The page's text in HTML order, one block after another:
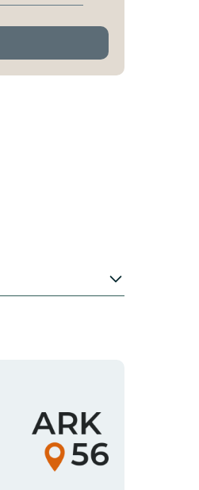
Ankunftshaltestellen
Logotyp
der
Organisation